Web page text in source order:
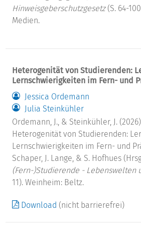
Hinweisgeberschutzgesetz(S. 64-
Medien.
Heterogenität von Studierenden:
Lernschwierigkeiten im Fern- und
Jessica Ordemann
Julia Steinkühler
Ordemann, J., & Steinkühler, J.
Heterogenität von Studierenden:
Lernschwierigkeiten im Fern- und
Schaper, J. Lange, & S. Hofhues
(Fern-)Studierende - Lebenswelten
11). Weinheim: Beltz.
Download (nicht barrierefrei)